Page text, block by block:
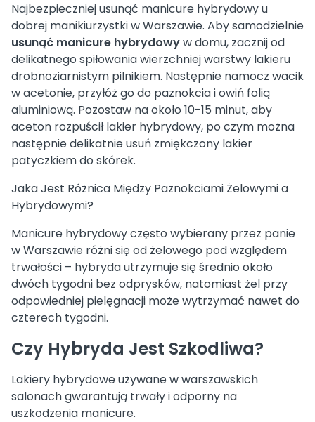
Najbezpieczniej usunąć manicure hybrydowy u
dobrej manikiurzystki w Warszawie. Aby samodzielnie
usunąć manicure hybrydowyw domu, zacznij od
delikatnego spiłowania wierzchniej warstwy lakieru
drobnoziarnistym pilnikiem. Następnie namocz wacik
w acetonie, przyłóż go do paznokcia i owiń folią
aluminiową. Pozostaw na około 10-15 minut, aby
aceton rozpuścił lakier hybrydowy, po czym można
następnie delikatnie usuń zmiękczony lakier
patyczkiem do skórek.
Jaka Jest Różnica Między Paznokciami Żelowymi a
Hybrydowymi?
Manicure hybrydowy często wybierany przez panie
w Warszawie różni się od żelowego pod względem
trwałości – hybryda utrzymuje się średnio około
dwóch tygodni bez odprysków, natomiast żel przy
odpowiedniej pielęgnacji może wytrzymać nawet do
czterech tygodni.
Czy Hybryda Jest Szkodliwa?
Lakiery hybrydowe używane w warszawskich
salonach gwarantują trwały i odporny na
uszkodzenia manicure.